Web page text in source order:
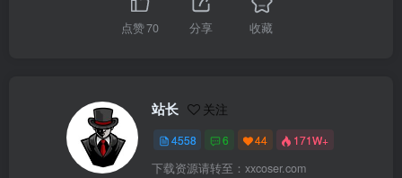
点赞70 分享 收藏
站长 关注
4558 6 44 171W+
下载资源请转至：xxcoser.com